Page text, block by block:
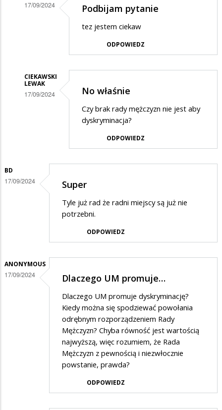
17/09/2024
odpowiedzi
na
Podbijam pytanie
tez jestem ciekaw
ODPOWIEDZ
CIEKAWSKI
LEWAK
17/09/2024
odpowiedzi
na
No właśnie
Czy brak rady mężczyzn nie jest aby
dyskryminacja?
ODPOWIEDZ
BD
17/09/2024 Super
Tyle już rad że radni miejscy są już nie
potrzebni.
ODPOWIEDZ
ANONYMOUS
17/09/2024 Dlaczego UM promuje…
Dlaczego UM promuje dyskryminację?
Kiedy można się spodziewać powołania
odrębnym rozporządzeniem Rady
Mężczyzn? Chyba równość jest wartością
najwyższą, więc rozumiem, że Rada
Mężczyzn z pewnością i niezwłocznie
powstanie, prawda?
ODPOWIEDZ